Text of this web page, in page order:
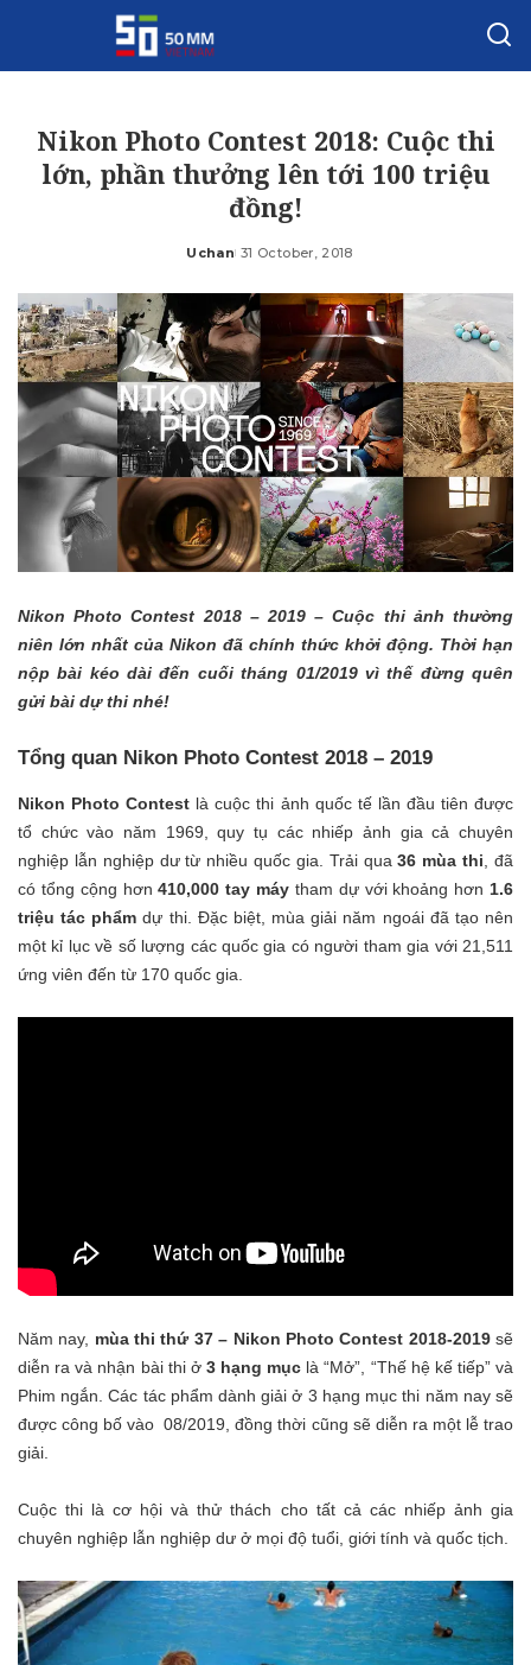
Nikon Photo Contest 2018: Cuộc thi
lớn, phần thưởng lên tới 100 triệu
đồng!
Posted
Uchan 31 October, 2018
Nikon Photo Contest 2018 – 2019 – Cuộc thi ảnh thường
niên lớn nhất của Nikon đã chính thức khởi động. Thời hạn
nộp bài kéo dài đến cuối tháng 01/2019 vì thế đừng quên
gửi bài dự thi nhé!
Tổng quan Nikon Photo Contest 2018 – 2019
Nikon Photo Contest là cuộc thi ảnh quốc tế lần đầu tiên được
tổ chức vào năm 1969, quy tụ các nhiếp ảnh gia cả chuyên
nghiệp lẫn nghiệp dư từ nhiều quốc gia. Trải qua36 mùa thi , đã
có tổng cộng hơn410,000 tay máy tham dự với khoảng hơn 1.6
triệu tác phẩm dự thi. Đặc biệt, mùa giải năm ngoái đã tạo nên
một kỉ lục về số lượng các quốc gia có người tham gia với 21,511
ứng viên đến từ 170 quốc gia.
Năm nay, mùa thi thứ 37 – Nikon Photo Contest 2018-2019sẽ
diễn ra và nhận bài thi ở 3 hạng mục là “Mở”, “Thế hệ kế tiếp” và
Phim ngắn. Các tác phẩm dành giải ở 3 hạng mục thi năm nay sẽ
được công bố vào 08/2019, đồng thời cũng sẽ diễn ra một lễ trao
giải.
Cuộc thi là cơ hội và thử thách cho tất cả các nhiếp ảnh gia
chuyên nghiệp lẫn nghiệp dư ở mọi độ tuổi, giới tính và quốc tịch.